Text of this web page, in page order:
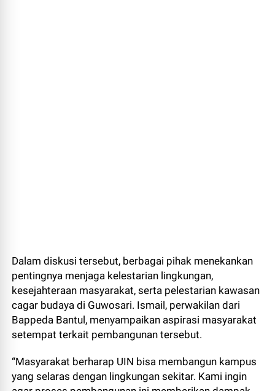
Dalam diskusi tersebut, berbagai pihak menekankan
pentingnya menjaga kelestarian lingkungan,
kesejahteraan masyarakat, serta pelestarian kawasan
cagar budaya di Guwosari. Ismail, perwakilan dari
Bappeda Bantul, menyampaikan aspirasi masyarakat
setempat terkait pembangunan tersebut.
“Masyarakat berharap UIN bisa membangun kampus
yang selaras dengan lingkungan sekitar. Kami ingin